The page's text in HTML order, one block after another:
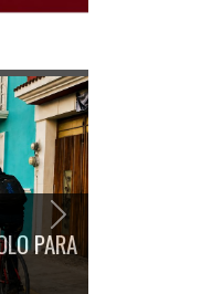
PARA
Next